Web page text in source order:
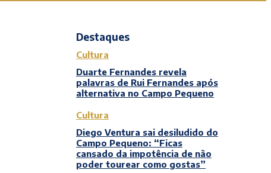
Destaques
Cultura
Duarte Fernandes revela
palavras de Rui Fernandes após
alternativa no Campo Pequeno
Cultura
Diego Ventura sai desiludido do
Campo Pequeno: “Ficas
cansado da impotência de não
poder tourear como gostas”